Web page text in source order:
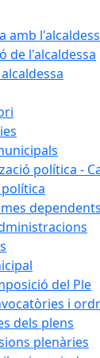
amb
de l'alcaldessa
política -
del Ple
i
dels plens
plenàries